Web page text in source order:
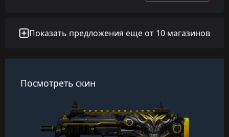
Показать предложения еще от 10 магазинов
Посмотреть скин